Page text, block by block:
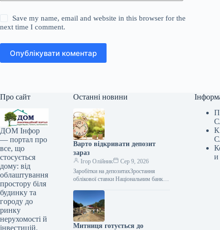
Save my name, email and website in this browser for the
next time I comment.
Опублікувати коментар
Про сайт
ДОМ Інфор
— портал про
все, що
стосується
дому: від
облаштування
простору біля
будинку та
городу до
ринку
нерухомості й
інвестицій.
Останні новини
Варто відкривати депозит
зараз
Ігор Олійник
Сер 9, 2026
Заробітки на депозитахЗростання
облікової ставки Національним банком
вкладами. Тим часом фінансові
Митниця готується до
и